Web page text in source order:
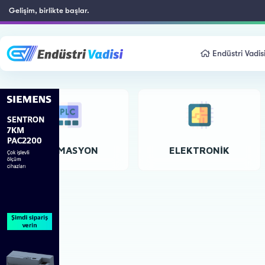
Gelişim, birlikte başlar.
Endüstri Vadisi
OTOMASYON ELEKTRONIK